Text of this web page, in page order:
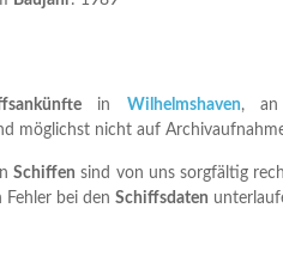
in Wilhelmshaven,
möglichst nicht auf
Schiffen sind von uns sorgfältig
Fehler bei denSchiffsdaten